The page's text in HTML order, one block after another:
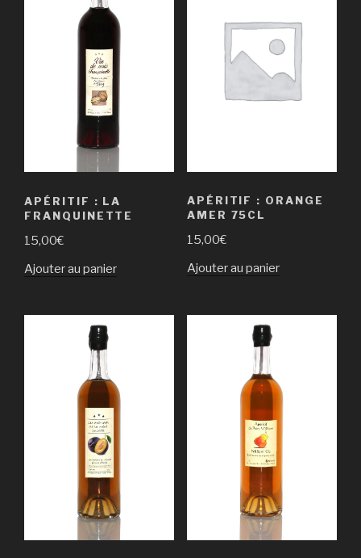
APÉRITIF : LA
FRANQUINETTE
15,00€
Ajouter au panier
APÉRITIF : ORANGE
AMER 75CL
15,00€
Ajouter au panier